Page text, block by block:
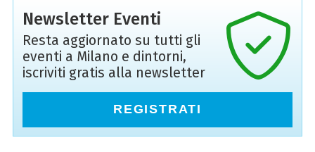
Newsletter Eventi
Resta aggiornato su tutti gli
eventi a Milano e dintorni,
iscriviti gratis alla newsletter
REGISTRATI